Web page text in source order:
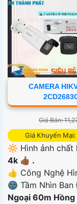
CAMERA
Giá Bán:
Giá Khuyến
🔆 Hình ảnh chất
4k 👍🏾 .
👍 Công Nghệ
🌚 Tầm Nhìn Ban
Ngoại 60m